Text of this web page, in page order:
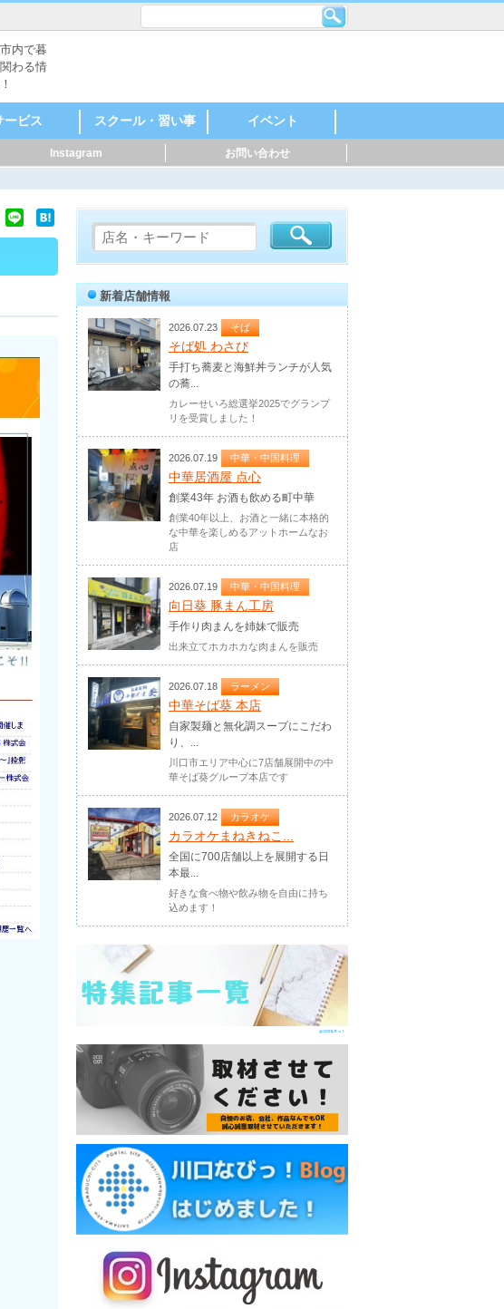
内で暮
わる情
ービス
ゼーション
プラクティッ
ルショップ
レンタルスペース・
シェアオフィス
・家事代行・
土木・造園 機械・金属・鉄鋼
印刷・製紙
化学・石油化学
自動車・自動車部
品・バイク
製薬・化粧品
食品・飲料
建築・住宅
リサイクルシ
ーマー・ダン
ニング・コイ
リー
ル・ペット
ラワーアート
スクール・習い事
英語・英会話
スポーツ
料理
音楽
美容・ネイル
着付け・作法
花・ガーデニング
絵・芸術
塾
幼稚園・保育園
マッサージ
ダンス・日本舞踊
ヨガ・ピラティス
ハンドクラフト
イベント
神社・仏閣
お祭り・花火
親子参加型
○○教室
スポーツイベント
音楽・楽器
マルシェ
Instagram お問い合わせ
新着店舗情報
2026.07.23 そば
そば処 わさび
手打ち蕎麦と海鮮丼ランチが人気
の蕎...
カレーせいろ総選挙2025でグランプ
リを受賞しました！
2026.07.19 中華・中国料理
中華居酒屋 点心
創業43年 お酒も飲める町中華
創業40年以上、お酒と一緒に本格的
な中華を楽しめるアットホームなお
店
2026.07.19 中華・中国料理
向日葵 豚まん工房
手作り肉まんを姉妹で販売
出来立てホカホカな肉まんを販売
2026.07.18 ラーメン
中華そば葵 本店
自家製麺と無化調スープにこだわ
り、...
川口市エリア中心に7店舗展開中の中
華そば葵グループ本店です
2026.07.12 カラオケ
カラオケまねきねこ...
全国に700店舗以上を展開する日
本最...
好きな食べ物や飲み物を自由に持ち
込めます！